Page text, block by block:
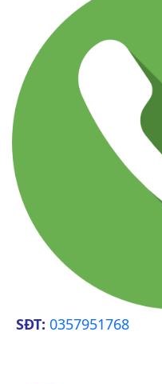
SĐT: 0357951768